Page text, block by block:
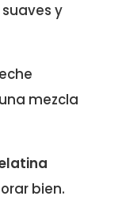
y
mezcla
bien.